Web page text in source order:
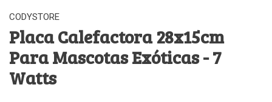
CODYSTORE
Placa Calefactora 28x15cm
Para Mascotas Exóticas - 7
Watts